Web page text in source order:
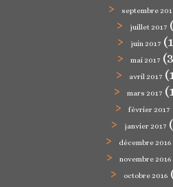
septembre
juillet 2017
juin 2017
mai 2017
avril 2017
mars 2017
février 2017
janvier 2017
décembre 2016
novembre 2016
octobre 2016